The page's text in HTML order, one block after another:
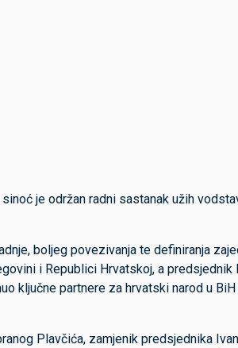
je održan radni sastanak užih
boljeg povezivanja te definiranja
i Republici Hrvatskoj, a
ključne partnere za hrvatski narod u
Plavčića, zamjenik predsjednika